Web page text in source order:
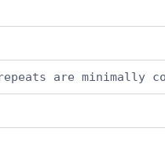
repeats are